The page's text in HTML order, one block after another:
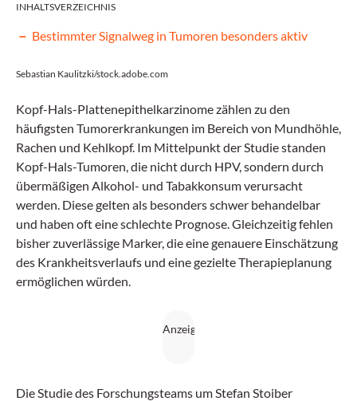
INHALTSVERZEICHNIS
Bestimmter Signalweg in Tumoren besonders aktiv
Sebastian Kaulitzki/stock.adobe.com
Kopf-Hals-Plattenepithelkarzinome zählen zu den
häufigsten Tumorerkrankungen im Bereich von Mundhöhle,
Rachen und Kehlkopf. Im Mittelpunkt der Studie standen
Kopf-Hals-Tumoren, die nicht durch HPV, sondern durch
übermäßigen Alkohol- und Tabakkonsum verursacht
werden. Diese gelten als besonders schwer behandelbar
und haben oft eine schlechte Prognose. Gleichzeitig fehlen
bisher zuverlässige Marker, die eine genauere Einschätzung
des Krankheitsverlaufs und eine gezielte Therapieplanung
ermöglichen würden.
Die Studie des Forschungsteams um Stefan Stoiber